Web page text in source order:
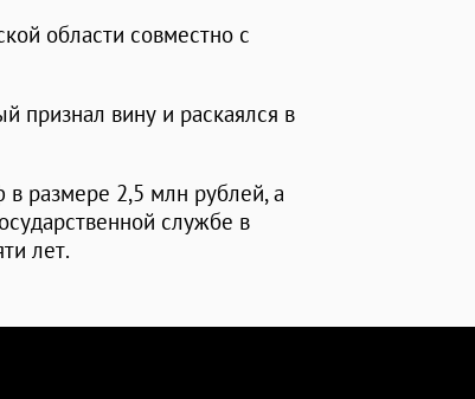
области совместно с
признал вину и раскаялся в
размере 2,5 млн рублей, а
службе в
лет.